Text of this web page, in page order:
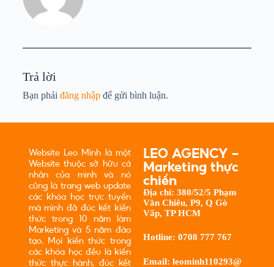
Trả lời
Bạn phải đăng nhậpđể gửi bình luận.
Website Leo Minh là một
Website thuộc sở hữu cá
nhân của mình và nó
cũng là trang web update
các khóa học trực tuyến
mà mình đã đúc kết kiến
thức trong 10 năm làm
Marketing và 5 năm đào
tạo. Mọi kiến thức trong
các khóa học đều là kiến
thức thực hành, đúc kết
LEO AGENCY -
Marketing thực
chiến
Địa chỉ: 380/52/5 Phạm
Văn Chiêu, P9, Q Gò
Vấp, TP HCM
Hotline: 0708 777 767
Email: leominh110293@